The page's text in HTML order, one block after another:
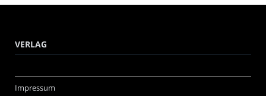
VERLAG
Impressum